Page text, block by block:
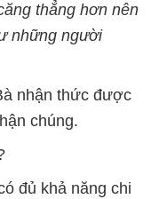
thẳng hơn nên
những người
nhận thức được
chúng.
đủ khả năng chi